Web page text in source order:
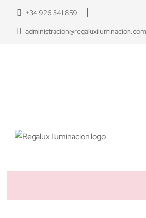
+34 926 541 859
administracion@regaluxiluminacion.com